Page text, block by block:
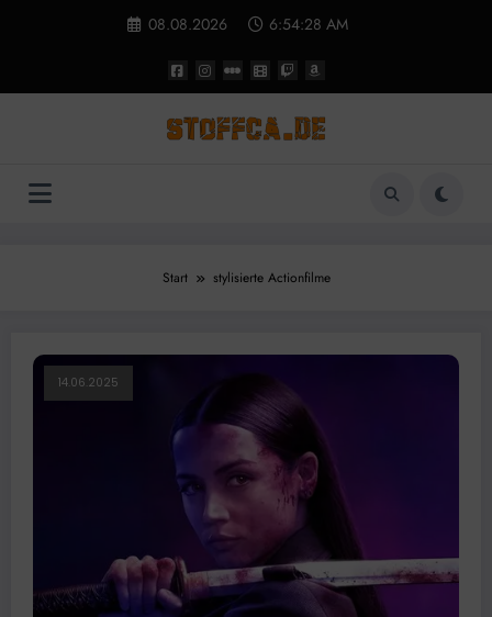
08.08.2026 6:54:29 AM
Start stylisierte Actionfilme
14.06.2025